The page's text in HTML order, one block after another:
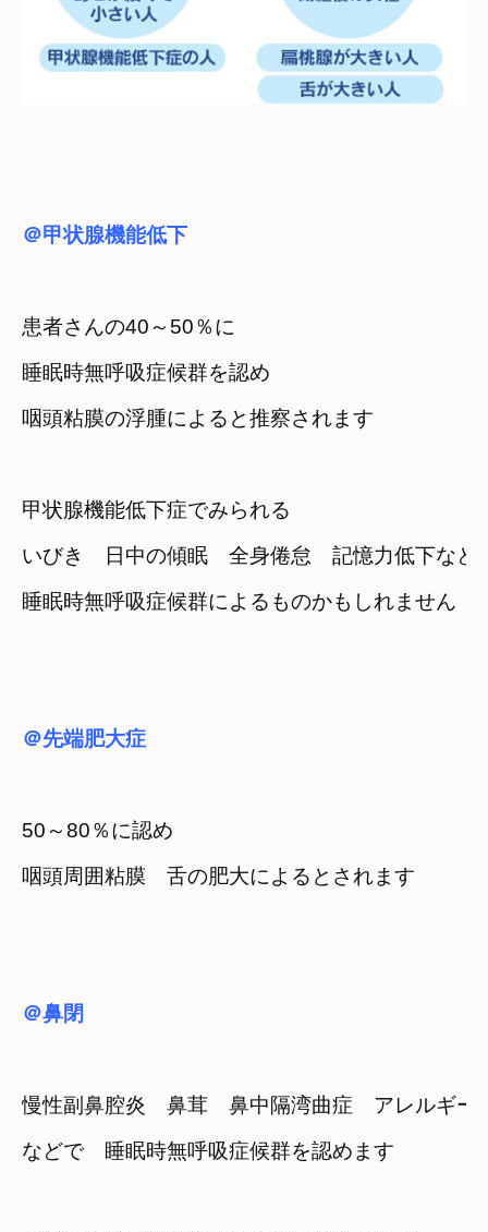
＠甲状腺機能低下
患者さんの40～50％に
睡眠時無呼吸症候群を認め
咽頭粘膜の浮腫によると推察されます
甲状腺機能低下症でみられる
いびき　日中の傾眠　全身倦怠　記憶力低下など
睡眠時無呼吸症候群によるものかもしれません
＠先端肥大症
50～80％に認め
咽頭周囲粘膜　舌の肥大によるとされます
＠鼻閉
慢性副鼻腔炎　鼻茸　鼻中隔湾曲症　アレルギー
などで　睡眠時無呼吸症候群を認めます